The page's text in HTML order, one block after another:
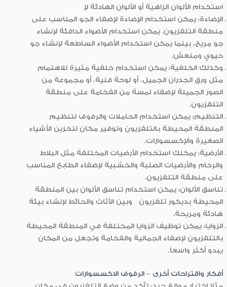
استخدام الألوان الزاهية أو الألوان الهادئة لإ
الإضاءة: يمكن استخدام الإضاءة لإضفاء الجو المناسب على
منطقة التلفزيون. يمكن استخدام الأضواء الدافئة لإنشاء
جو مريح، بينما يمكن استخدام الأضواء الساطعة لإنشاء جو
حيوي ومنعش.
وكذلك الخلفية: يمكن استخدام خلفية مثيرة للاهتمام
مثل ورق الجدران الجميل، أو لوحة فنية، أو مجموعة من
الصور الجميلة لإضفاء لمسة من الفخامة على منطقة
التلفزيون.
التنظيم: يمكن استخدام الحاملات والرفوف لتنظيم
المنطقة المحيطة بالتلفزيون وتوفير مكان لتخزين الأشياء
الصغيرة والإكسسوارات.
الأرضية: يمكنك استخدام الأرضيات المختلفة مثل البلاط
والرخام والأرضيات الصلبة والخشبية لإضفاء الطابع المناسب
على منطقة التلفزيون.
تناسق الألوان: يمكن استخدام تناسق الألوان بين المنطقة
المحيطة بديكور تلفزيون
وبين الأثاث والحائط لإنشاء بيئة
هادئة ومريحة.
الزوايا: يمكن توظيف الزوايا المختلفة في المنطقة المحيطة
بالتلفزيون لإضفاء الجمالية والفخامة وتجعل من المكان
يبدو أكثر واسعاً.
أفكار واقتراحات أخرى – الرفوف الاكسسوارات